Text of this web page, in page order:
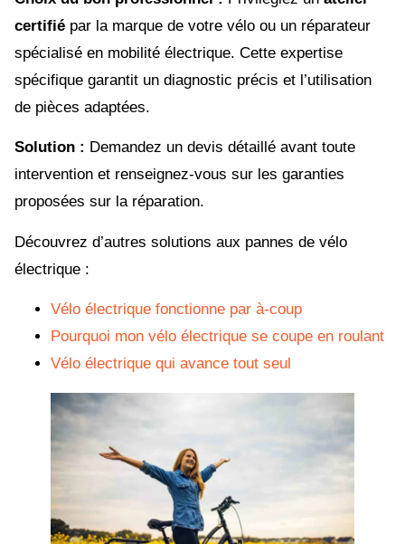
certifié par la marque de votre vélo ou un réparateur
spécialisé en mobilité électrique. Cette expertise
spécifique garantit un diagnostic précis et l’utilisation
de pièces adaptées.
Solution : Demandez un devis détaillé avant toute
intervention et renseignez-vous sur les garanties
proposées sur la réparation.
Découvrez d’autres solutions aux pannes de vélo
électrique :
Vélo électrique fonctionne par à-coup
Pourquoi mon vélo électrique se coupe en roulant
Vélo électrique qui avance tout seul